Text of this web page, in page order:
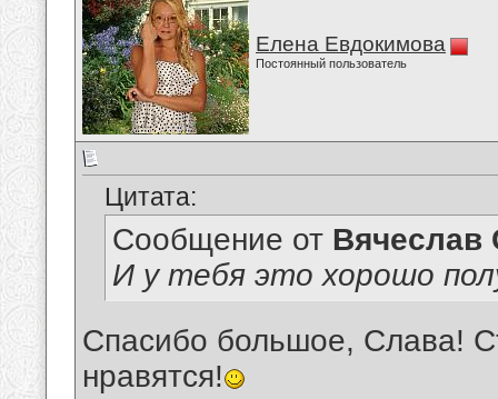
Елена Евдокимова
Постоянный пользователь
Цитата:
Сообщение от Вячеслав
И у тебя это хорошо
Спасибо большое, Слава!
нравятся!